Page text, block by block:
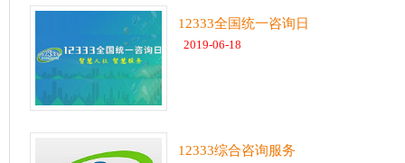
12333全国统一咨询日
2019-06-18
12333综合咨询服务